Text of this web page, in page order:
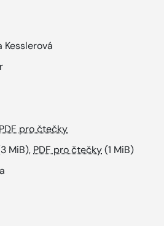
Kesslerová
PDF pro čtečky
MiB), PDF pro čtečky(1 MiB)